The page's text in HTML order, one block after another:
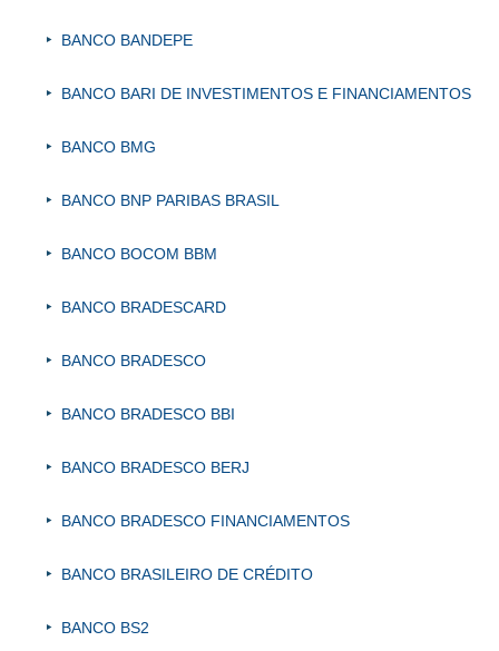
BANCO BANDEPE
BANCO BARI DE INVESTIMENTOS E FINANCIAMENTOS
BANCO BMG
BANCO BNP PARIBAS BRASIL
BANCO BOCOM BBM
BANCO BRADESCARD
BANCO BRADESCO
BANCO BRADESCO BBI
BANCO BRADESCO BERJ
BANCO BRADESCO FINANCIAMENTOS
BANCO BRASILEIRO DE CRÉDITO
BANCO BS2